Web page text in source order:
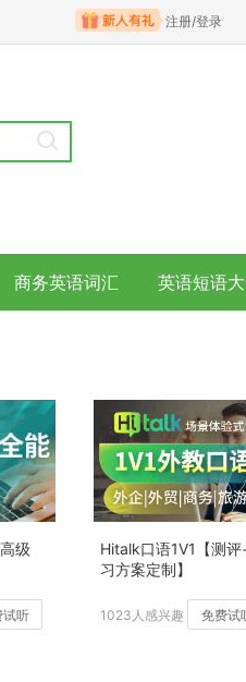
注册/登录
商务英语词汇 英语短语
级
试听
Hitalk口语1V1【测评
习方案定制】
1023人感兴趣 免费试